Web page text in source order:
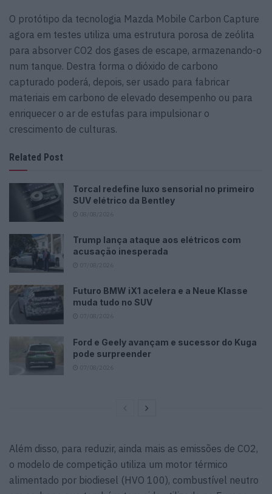
O protótipo da tecnologia Mazda Mobile Carbon Capture
agora em testes utiliza uma estrutura porosa de zeólita
para absorver CO2 dos gases de escape, armazenando-o
num tanque. Destra forma o dióxido de carbono
capturado poderá, depois, ser usado para fabricar
materiais em carbono de elevado desempenho ou para
enriquecer o ar de estufas para impulsionar o
crescimento de culturas.
Related Post
Torcal redefine luxo sensorial no primeiro
SUV elétrico da Bentley
Trump lança ataque aos elétricos com
acusação inesperada
Futuro BMW iX1 acelera e a Neue Klasse
muda tudo no SUV
Ford e Geely avançam e sucessor do Kuga
pode surpreender
Além disso, para reduzir, ainda mais as emissões de CO2,
o modelo de competição utiliza um motor térmico
alimentado por biodiesel (HVO 100), combustível neutro